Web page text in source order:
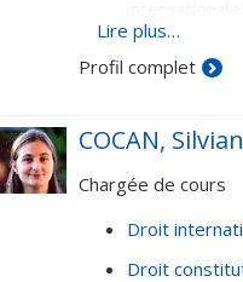
Droit des
privée, liberté
conflits)
Lire plus…
Profil complet
COCAN,
Chargée de cours
Droit
Droit